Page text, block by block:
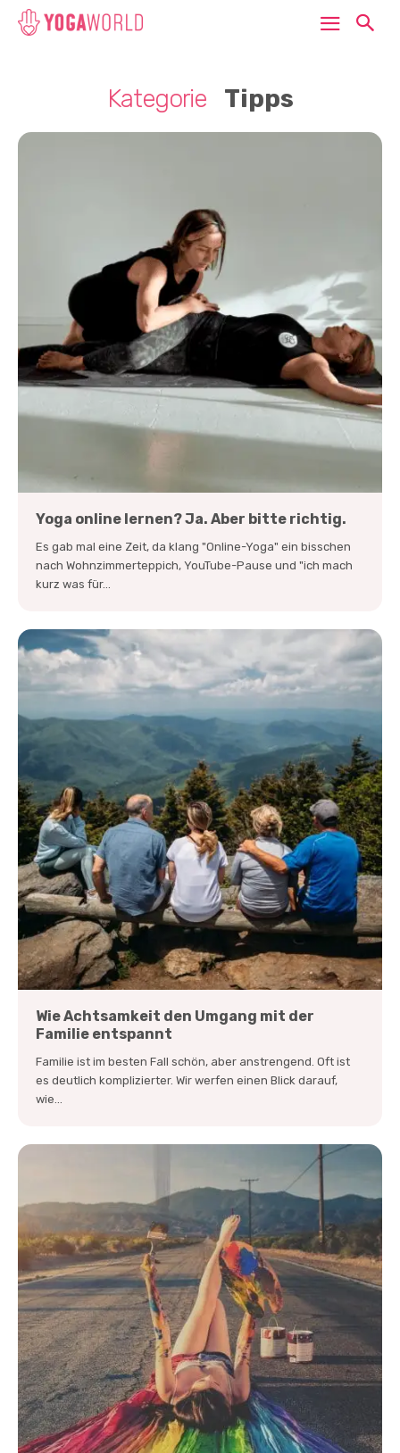
Kategorie Tipps
Yoga online lernen? Ja. Aber bitte richtig.
Es gab mal eine Zeit, da klang "Online-Yoga" ein bisschen
nach Wohnzimmerteppich, YouTube-Pause und "ich mach
kurz was für...
Wie Achtsamkeit den Umgang mit der
Familie entspannt
Familie ist im besten Fall schön, aber anstrengend. Oft ist
es deutlich komplizierter. Wir werfen einen Blick darauf,
wie...